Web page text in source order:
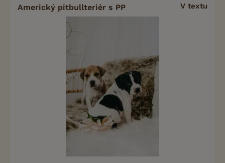
Americký pitbullteriér s PP V textu